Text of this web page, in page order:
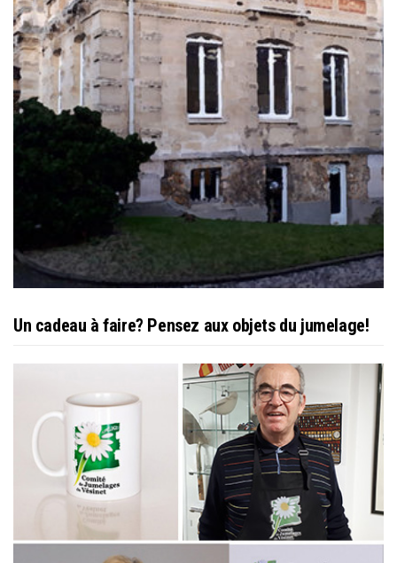
Un cadeau à faire? Pensez aux objets du jumelage!